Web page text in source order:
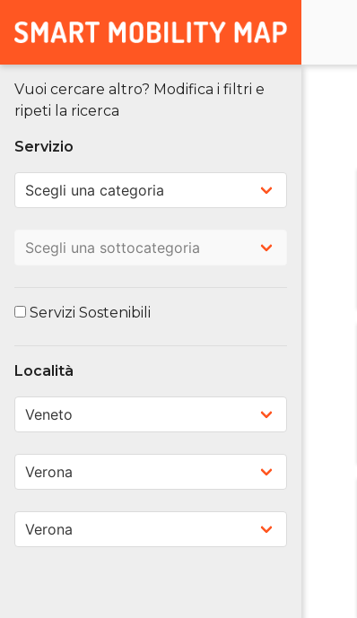
Vuoi cercare altro? Modifica i filtri e
ripeti la ricerca
Servizio
Servizi Sostenibili
Località